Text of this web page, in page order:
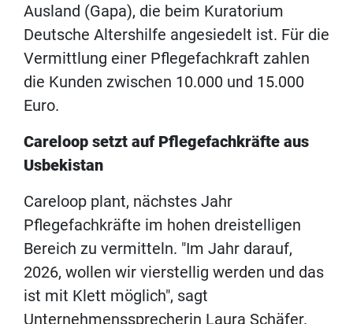
Ausland (Gapa), die beim Kuratorium
Deutsche Altershilfe angesiedelt ist. Für die
Vermittlung einer Pflegefachkraft zahlen
die Kunden zwischen 10.000 und 15.000
Euro.
Careloop setzt auf Pflegefachkräfte aus
Usbekistan
Careloop plant, nächstes Jahr
Pflegefachkräfte im hohen dreistelligen
Bereich zu vermitteln. "Im Jahr darauf,
2026, wollen wir vierstellig werden und das
ist mit Klett möglich", sagt
Unternehmenssprecherin Laura Schäfer.